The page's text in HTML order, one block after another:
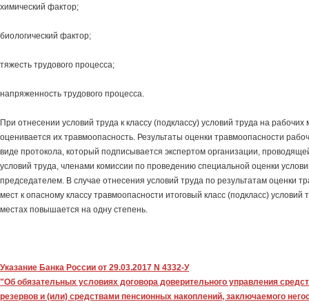
химический фактор;
биологический фактор;
тяжесть трудового процесса;
напряженность трудового процесса.
При отнесении условий труда к классу (подклассу) условий труда на
оценивается их травмоопасность. Результаты оценки травмоопасности
виде протокола, который подписывается экспертом организации,
условий труда, членами комиссии по проведению специальной оценки
председателем. В случае отнесения условий труда по результатам оценки
мест к опасному классу травмоопасности итоговый класс (подкласс) условий
местах повышается на одну степень.
Указание Банка России от 29.03.2017 N 4332-У
"Об обязательных условиях договора доверительного управления
резервов и (или) средствами пенсионных накоплений, заключаемого